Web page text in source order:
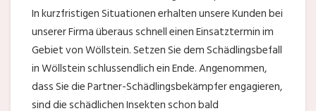
In kurzfristigen Situationen erhalten unsere Kunden bei
unserer Firma überaus schnell einen Einsatztermin im
Gebiet von Wöllstein. Setzen Sie dem Schädlingsbefall
in Wöllstein schlussendlich ein Ende. Angenommen,
dass Sie die Partner-Schädlingsbekämpfer engagieren,
sind die schädlichen Insekten schon bald